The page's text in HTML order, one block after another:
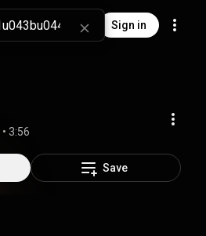
Sign in
• 3:56
Save